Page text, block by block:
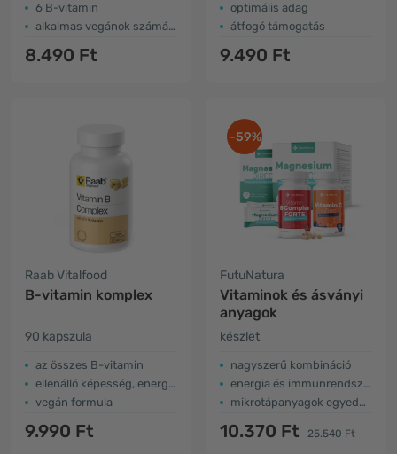
6 B-vitamin
alkalmas vegánok számára
8.490 Ft
optimális adag
átfogó támogatás
9.490 Ft
Raab Vitalfood
B-vitamin komplex
90 kapszula
az összes B-vitamin
ellenálló képesség, energia, idegrendszer
vegán formula
9.990 Ft
-59%
FutuNatura
Vitaminok és ásványi
anyagok
készlet
nagyszerű kombináció
energia és immunrendszer
mikrotápanyagok egyedülálló kombinációja
10.370 Ft 25.540 Ft